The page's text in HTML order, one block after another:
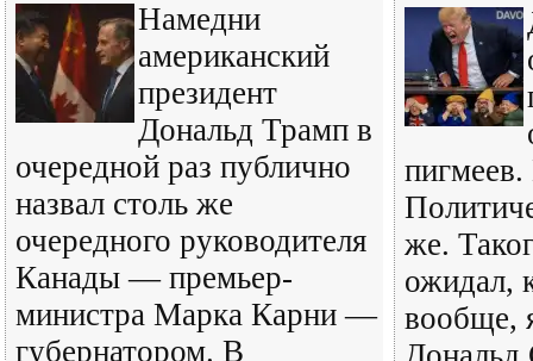
Намедни
американский
президент
Дональд Трамп в
очередной раз публично
назвал столь же
очередного руководителя
Канады — премьер-
министра Марка Карни —
губернатором. В
же.
ожидал,
вообще,